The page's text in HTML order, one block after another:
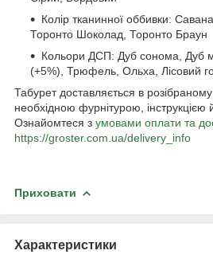
Колір тканинної оббивки:
Торонто Шоколад, Торонто Браун
Кольори ДСП: Дуб сонома, Дуб
(+5%), Трюфель, Ольха, Лісовий
Табурет доставляється в розібраному
необхідною фурнітурою,
Ознайомтеся з умовами оплати та
https://groster.com.ua/delivery_info
Приховати
Характеристики